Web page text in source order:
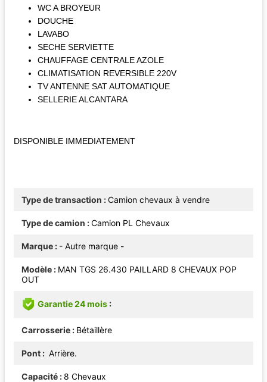
WC A BROYEUR
DOUCHE
LAVABO
SECHE SERVIETTE
CHAUFFAGE CENTRALE AZOLE
CLIMATISATION REVERSIBLE 220V
TV ANTENNE SAT AUTOMATIQUE
SELLERIE ALCANTARA
DISPONIBLE IMMEDIATEMENT
Type de transaction Camion chevaux à vendre
Type de camion Camion PL Chevaux
Marque - Autre marque -
Modèle
MAN TGS 26.430 PAILLARD 8 CHEVAUX POP
OUT
Garantie 24 mois
Carrosserie Bétaillère
Pont Arrière.
Capacité 8 Chevaux